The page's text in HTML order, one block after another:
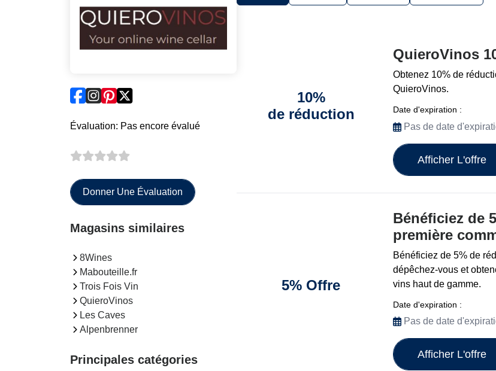
Évaluation: Pas encore évalué
Donner Une Évaluation
Magasins similaires
8Wines
Mabouteille.fr
Trois Fois Vin
QuieroVinos
Les Caves
Alpenbrenner
Principales catégories
10%
de réduction
QuieroVinos
Obtenez 10% de
QuieroVinos.
Date d'expiration :
Pas de date
Afficher L'offre
5% Offre
Bénéficiez de
première
Bénéficiez de 5% de
dépêchez-vous et
vins haut de gamme.
Date d'expiration :
Pas de date
Afficher L'offre